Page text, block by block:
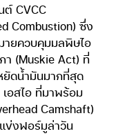
ต์ CVCC
Combustion) ซึ่ง
ายควบคุมมลพิษไอ
า (Muskie Act) ที่
ยัดน้ำมันมากที่สุด
อสไอ ที่มาพร้อม
Camshaft)
แข่งฟอร์มูล่าวัน